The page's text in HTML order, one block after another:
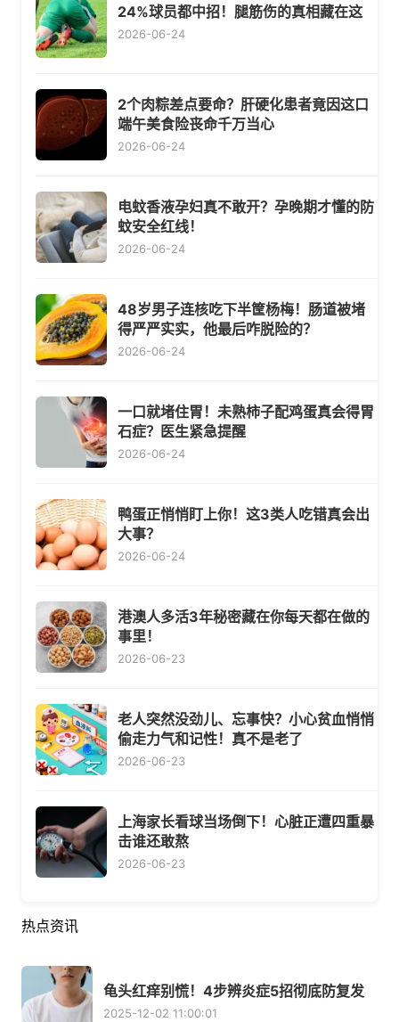
24%球员都中招！腿筋伤的真相藏在这
2026-06-24
2个肉粽差点要命？肝硬化患者竟因这口
端午美食险丧命千万当心
2026-06-24
电蚊香液孕妇真不敢开？孕晚期才懂的防
蚊安全红线！
2026-06-24
48岁男子连核吃下半筐杨梅！肠道被堵
得严严实实，他最后咋脱险的？
2026-06-24
一口就堵住胃！未熟柿子配鸡蛋真会得胃
石症？医生紧急提醒
2026-06-24
鸭蛋正悄悄盯上你！这3类人吃错真会出
大事？
2026-06-24
港澳人多活3年秘密藏在你每天都在做的
事里！
2026-06-23
老人突然没劲儿、忘事快？小心贫血悄悄
偷走力气和记性！真不是老了
2026-06-23
上海家长看球当场倒下！心脏正遭四重暴
击谁还敢熬
2026-06-23
热点资讯
龟头红痒别慌！4步辨炎症5招彻底防复发
2025-12-02 11:00:01